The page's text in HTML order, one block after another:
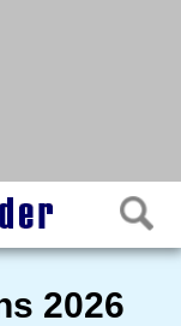
2026